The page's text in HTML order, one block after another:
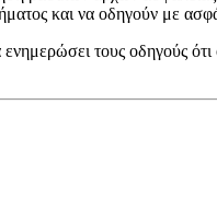
και να οδηγούν με
ενημερώσει τους οδηγούς